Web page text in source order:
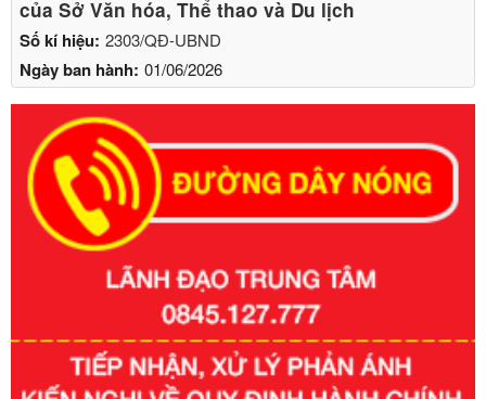
Số kí hiệu: 2303/QĐ-UBND
Ngày ban hành: 01/06/2026
của Sở Văn hóa, Thể thao và Du lịch